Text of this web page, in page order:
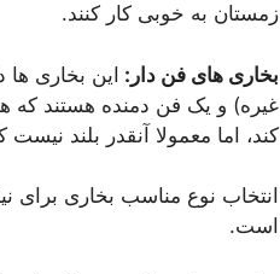
زمستان به خوبی کار کنند.
بخاری های فن دار: این بخاری
غیره) و یک فن دمنده هستند
کند، اما معمولا آنقدر بلند
انتخاب نوع مناسب بخاری برای
است.